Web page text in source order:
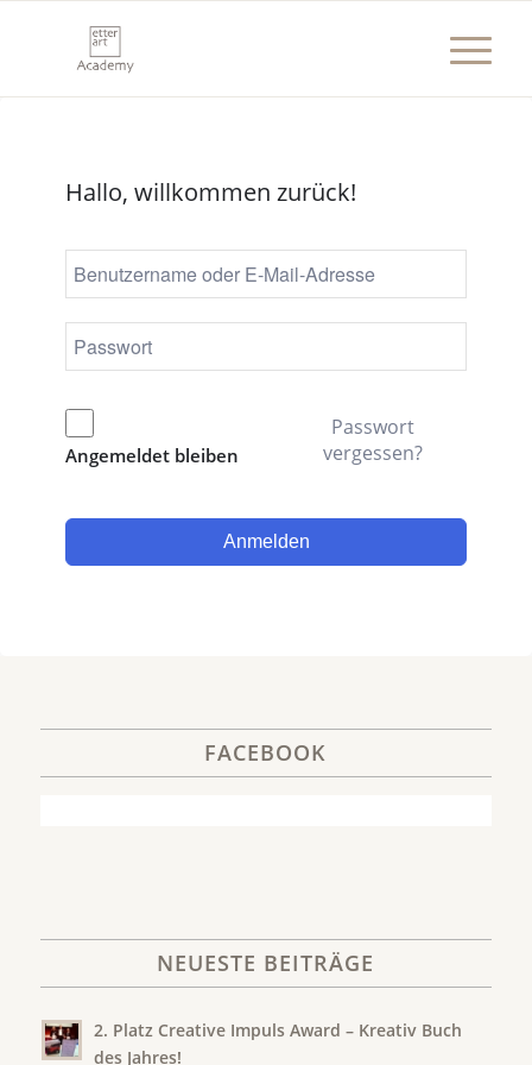
Hallo, willkommen zurück!
Angemeldet bleiben
Passwort
vergessen?
Anmelden
FACEBOOK
NEUESTE BEITRÄGE
2. Platz Creative Impuls Award – Kreativ Buch
des Jahres!